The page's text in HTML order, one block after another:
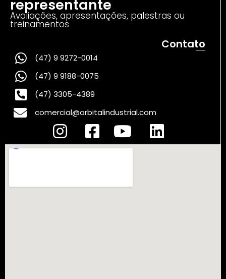
representante
Avaliações, apresentações, palestras ou
treinamentos
Contato
(47) 9 9272-0014
(47) 9 9188-0075
(47) 3305-4389
comercial@orbitalindustrial.com